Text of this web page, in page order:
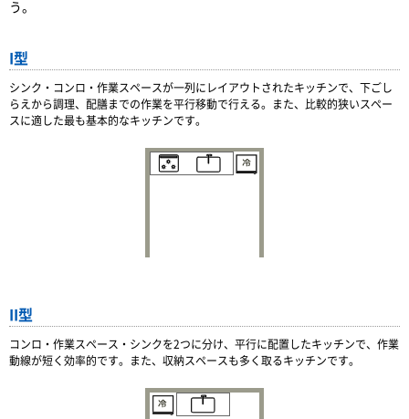
う。
I型
シンク・コンロ・作業スペースが一列にレイアウトされたキッチンで、下ごし
らえから調理、配膳までの作業を平行移動で行える。また、比較的狭いスペー
スに適した最も基本的なキッチンです。
II型
コンロ・作業スペース・シンクを2つに分け、平行に配置したキッチンで、作業
動線が短く効率的です。また、収納スペースも多く取るキッチンです。